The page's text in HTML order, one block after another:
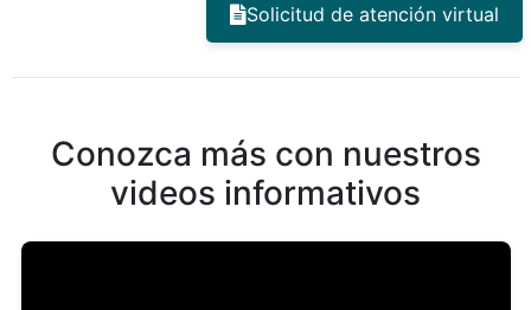
Solicitud de atención virtual
Conozca más con nuestros
videos informativos